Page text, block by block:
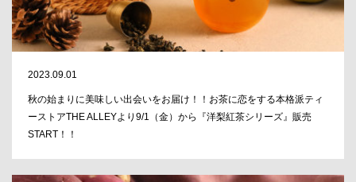
2023.09.01
秋の始まりに美味しい出会いをお届け！！お茶に恋をする本格派ティ
ーストアTHE ALLEYより9/1（金）から『洋梨紅茶シリーズ』販売
START！！